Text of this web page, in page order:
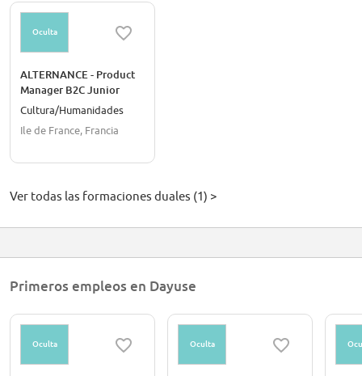
Oculta
ALTERNANCE - Product
Manager B2C Junior
Cultura/Humanidades
Ile de France, Francia
Ver todas las formaciones duales (1) >
Primeros empleos en Dayuse
Oculta Oculta